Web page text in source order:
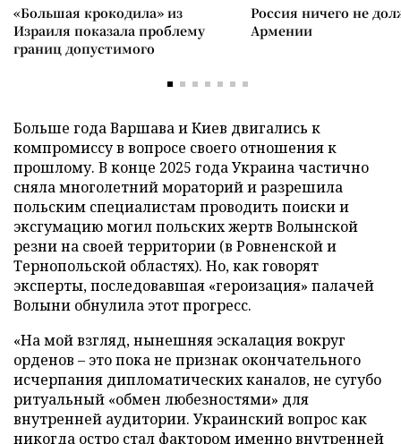
«Большая крокодила» из
Израиля показала проблему
границ допустимого
Россия ничего не
Армении
Больше года Варшава и Киев двигались к
компромиссу в вопросе своего отношения к
прошлому. В конце 2025 года Украина частично
сняла многолетний мораторий и разрешила
польским специалистам проводить поиски и
эксгумацию могил польских жертв Волынской
резни на своей территории (в Ровненской и
Тернопольской областях). Но, как говорят
эксперты, последовавшая «героизация» палачей
Волыни обнулила этот прогресс.
«На мой взгляд, нынешняя эскалация вокруг
орденов – это пока не признак окончательного
исчерпания дипломатических каналов, не сугубо
ритуальный «обмен любезностями» для
внутренней аудитории. Украинский вопрос как
никогда остро стал фактором именно внутренней